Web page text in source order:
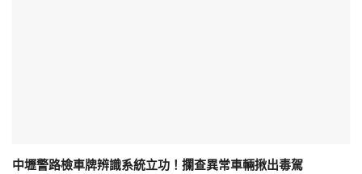
中壢警路檢車牌辨識系統立功！攔查異常車輛揪出毒駕